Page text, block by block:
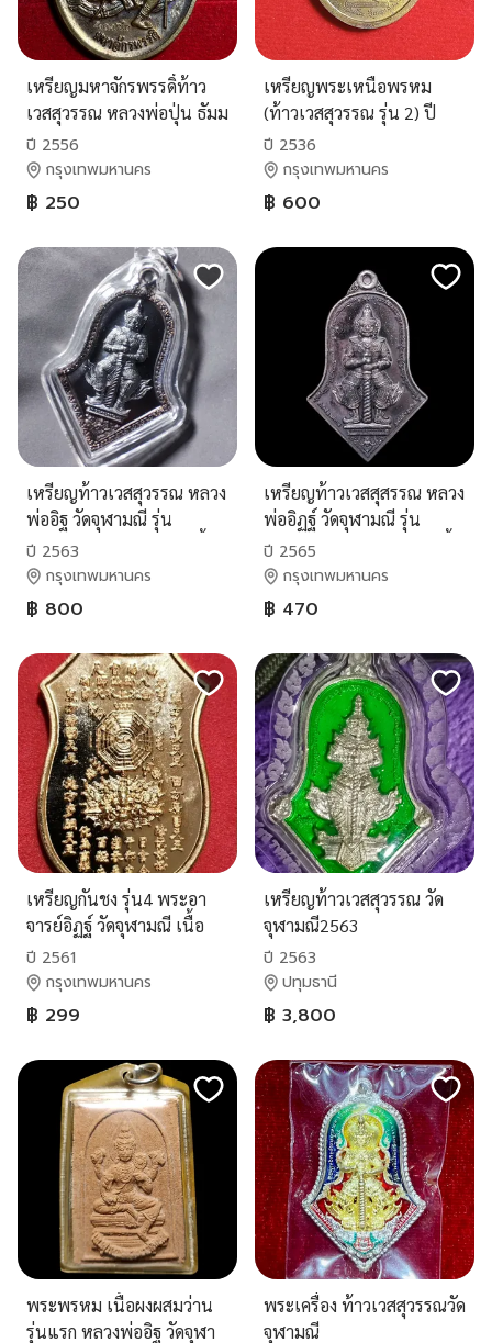
เหรียญมหาจักรพรรดิ์ท้าว
เวสสุวรรณ หลวงพ่อปุ่น ธัมม
ปาโล วัดป่าบ้านสังข์ จังหวัด
ร้อยเอ็ด
ปี 2556
กรุงเทพมหานคร
฿ 250
เหรียญพระเหนือพรหม
(ท้าวเวสสุวรรณ รุ่น 2) ปี
2536 หลวงพ่ออิฏฐ์ วัดจุฬา
มณี
ปี 2536
กรุงเทพมหานคร
฿ 600
เหรียญท้าวเวสสุวรรณ หลวง
พ่ออิฐ วัดจุฬามณี รุ่น
เจริญทรัพย์ พิมพ์ใหญ่ เนื้อ
ชนวนรมดำ ปี2563
ปี 2563
กรุงเทพมหานคร
฿ 800
เหรียญท้าวเวสสุสรรณ หลวง
พ่ออิฏฐ์ วัดจุฬามณี รุ่น
ทรัพย์ทวีคูณ ๒ทศวรรษ เนื้อ
ชนวนรมดำ พิมพ์ใหญ่
ปี 2565
กรุงเทพมหานคร
฿ 470
เหรียญกันชง รุ่น4 พระอา
จารย์อิฏฐ์ วัดจุฬามณี เนื้อ
ทองแดง ตอกโค๊ต
ปี 2561
กรุงเทพมหานคร
฿ 299
เหรียญท้าวเวสสุวรรณ วัด
จุฬามณี2563
ปี 2563
ปทุมธานี
฿ 3,800
พระพรหม เนื้อผงผสมว่าน
รุ่นแรก หลวงพ่ออิฐ วัดจุฬา
พระเครื่อง ท้าวเวสสุวรรณวัด
จุฬามณี